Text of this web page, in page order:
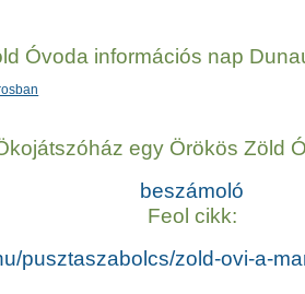
Óvoda információs nap
egy Örökös Zöld
beszámoló
Feol cikk:
pusztaszabolcs/zold-ovi-a-